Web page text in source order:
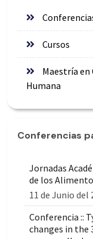
Cursos
Maestría en
Humana
Conferencias
Jornadas
de los
11 de Junio del
Conferencia ::
changes in the